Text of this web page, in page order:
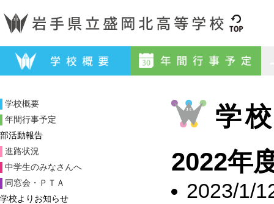
学校概要
年間行事予定
部活動報告
進路状況
中学生のみなさんへ
同窓会・ＰＴＡ
学校よりお知らせ
学
2022年
2023/1/